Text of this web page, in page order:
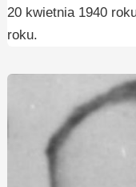
20 kwietnia 1940
roku.